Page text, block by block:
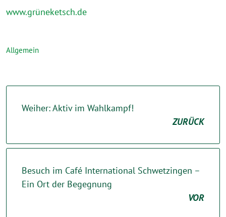
www.grüneketsch.de
Allgemein
Weiher: Aktiv im Wahlkampf!
ZURÜCK
Besuch im Café International Schwetzingen –
Ein Ort der Begegnung
VOR